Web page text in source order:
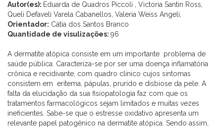
Autor(es): Eduarda de Quadros Piccoli , Victoria Santin Ross,
Queli Defaveli Varela Cabanellos, Valeria Weiss Angeli,
Orientador: Cátia dos Santos Branco
Quantidade de visulizações: 96
A dermatite atópica consiste em um importante problema de
saúde pública. Caracteriza-se por ser uma doença inflamatória
crônica e recidivante, com quadro clínico cujos sintomas
consistem em eritema, pápulas, prurido e disbiose da pele. A
falta da elucidação da sua fisiopatologia faz com que os
tratamentos farmacológicos sejam limitados e muitas vezes
ineficientes. Sabe-se que o estresse oxidativo apresenta um
relevante papel patogênico na dermatite atópica. Sendo assim,